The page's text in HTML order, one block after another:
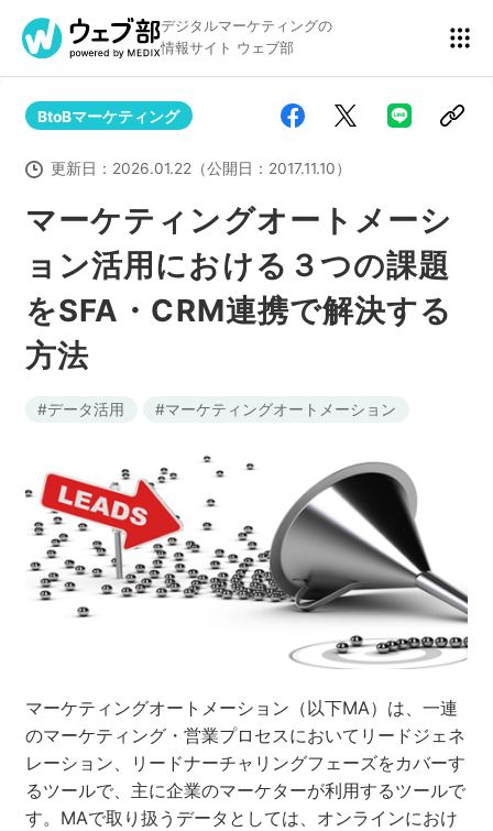
デジタルマーケティングの
情報サイト ウェブ部
リスティング広告 BtoBマーケティング
アクセス解析 ディスプレイ広告
アドテクノロジー
Webサイト構築 EC
ネット市場調査データ フィード広告
ホワイトペーパー
CRM KARTE
マーケティングオートメーシ
ョン活用における３つの課題
をSFA・CRM連携で解決する
方法
BtoBマーケティング
更新日： 2026.01.22（公開日： 2017.11.10）
データ活用 マーケティングオートメーション
マーケティングオートメーション（以下MA）は、一連
のマーケティング・営業プロセスにおいてリードジェネ
レーション、リードナーチャリングフェーズをカバーす
るツールで、主に企業のマーケターが利用するツールで
す。MAで取り扱うデータとしては、オンラインにおけ